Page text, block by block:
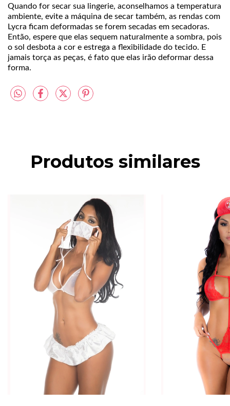
Quando for secar sua lingerie, aconselhamos a temperatura
ambiente, evite a máquina de secar também, as rendas com
Lycra ficam deformadas se forem secadas em secadoras.
Então, espere que elas sequem naturalmente a sombra, pois
o sol desbota a cor e estrega a flexibilidade do tecido. E
jamais torça as peças, é fato que elas irão deformar dessa
forma.
Produtos similares